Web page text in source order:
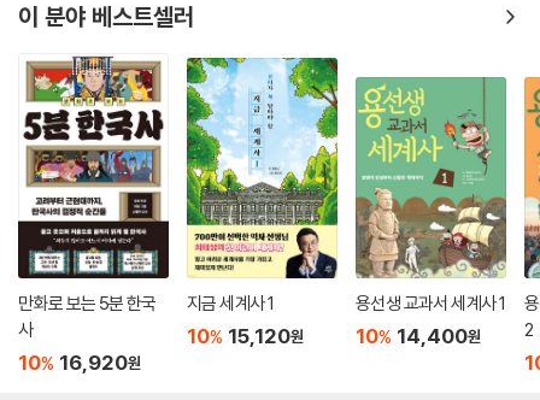
이 분야 베스트셀러
만화로 보는 5분 한국
사
10% 16,920원
지금 세계사 1
10% 15,120원
용선생 교과서 세계사 1
10% 14,400원
2